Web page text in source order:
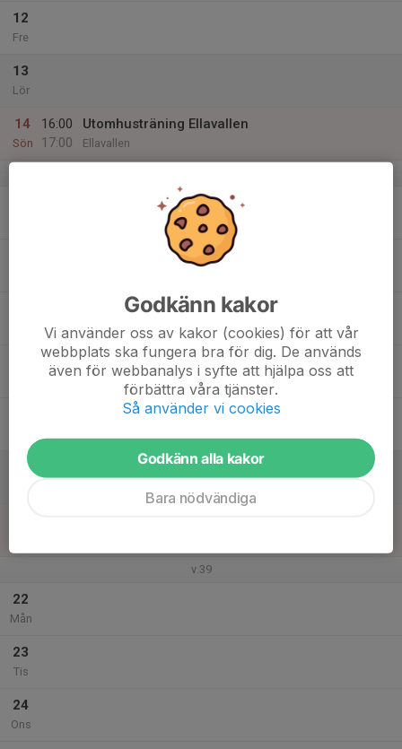
12
Fre
13
Lör
14
Sön
16:00
17:00
Utomhusträning Ellavallen
Ellavallen
20
v.39
22
Mån
23
Tis
24
Ons
Godkänn kakor
Vi använder oss av kakor (cookies) för att vår
webbplats ska fungera bra för dig. De används
även för webbanalys i syfte att hjälpa oss att
förbättra våra tjänster.
Så använder vi cookies
Godkänn alla kakor
Bara nödvändiga